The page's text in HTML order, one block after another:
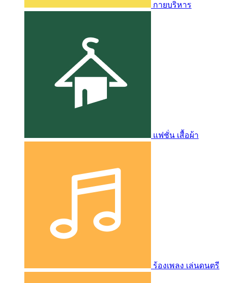
กายบริหาร
แฟชั่น เสื้อผ้า
ร้องเพลง เล่นดนตรี